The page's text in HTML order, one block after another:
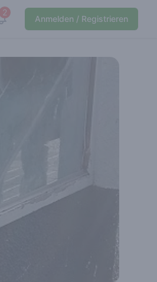
2
View notifications
Anmelden / Registrieren